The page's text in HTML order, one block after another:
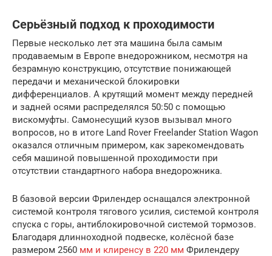
Серьёзный подход к проходимости
Первые несколько лет эта машина была самым
продаваемым в Европе внедорожником, несмотря на
безрамную конструкцию, отсутствие понижающей
передачи и механической блокировки
дифференциалов. А крутящий момент между передней
и задней осями распределялся 50:50 с помощью
вискомуфты. Самонесущий кузов вызывал много
вопросов, но в итоге Land Rover Freelander Station Wagon
оказался отличным примером, как зарекомендовать
себя машиной повышенной проходимости при
отсутствии стандартного набора внедорожника.
В базовой версии Фрилендер оснащался электронной
системой контроля тягового усилия, системой контроля
спуска с горы, антиблокировочной системой тормозов.
Благодаря длинноходной подвеске, колёсной базе
размером 2560 мм и клиренсу в 220 мм Фрилендеру